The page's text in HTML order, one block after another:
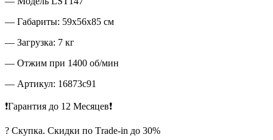
— Габариты: 59x56x85 см
— Загрузка: 7 кг
— Отжим при 1400 об/мин
— Артикул: 16873c91
❗Гарантия до 12 Месяцев❗
? Скупка. Скидки по Тrade-in до 30%